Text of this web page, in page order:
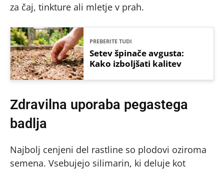
za čaj, tinkture ali mletje v prah.
PREBERITE TUDI
Setev špinače avgusta:
Kako izboljšati kalitev
Zdravilna uporaba pegastega
badlja
Najbolj cenjeni del rastline so plodovi oziroma
semena. Vsebujejo silimarin, ki deluje kot